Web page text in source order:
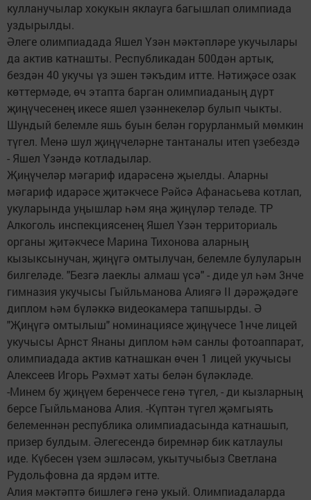
кулланучылар хокукын яклауга багышлап олимпиада
уздырылды.
Әлеге олимпиадада Яшел Үзән мәктәпләре укучылары
да актив катнашты. Республикадан 500дән артык,
бездән 40 укучы үз эшен тәкъдим итте. Нәтиҗәсе озак
көттермәде, өч этапта барган олимпиаданың дүрт
җиңүчесенең икесе яшел үзәннекеләр булып чыкты.
Шундый белемле яшь буын белән горурланмый мөмкин
түгел. Менә шул җиңүчеләрне тантаналы итеп үзебездә
- Яшел Үзәндә котладылар.
Җиңүчеләр мәгариф идарәсенә җыелды. Аларны
мәгариф идарәсе җитәкчесе Рәйсә Афанасьева котлап,
укуларында уңышлар һәм яңа җиңүләр теләде. ТР
Алкоголь инспекциясенең Яшел Үзән территориаль
органы җитәкчесе Марина Тихонова аларның
кызыксынучан, җиңүгә омтылучан, белемле булуларын
билгеләде. "Безгә лаеклы алмаш үсә" - диде ул һәм 3нче
гимназия укучысы Гыйльманова Алиягә II дәрәҗәдәге
диплом һәм бүләккә видеокамера тапшырды. Ә
"Җиңүгә омтылыш" номинациясе җиңүчесе 1нче лицей
укучысы Арнст Янаны диплом һәм санлы фотоаппарат,
олимпиадада актив катнашкан өчен 1 лицей укучысы
Алексеев Игорь Рәхмәт хаты белән бүләкләде.
-Минем бу җиңүем беренчесе генә түгел, - ди кызларның
берсе Гыйльманова Алия. -Күптән түгел җәмгыять
белеменнән республика олимпиадасында катнашып,
призер булдым. Әлегесендә биремнәр бик катлаулы
иде. Күбесен үзем эшләсәм, укытучыбыз Светлана
Рудольфовна да ярдәм итте.
Алия мәктәптә бишлегә генә укый. Олимпиадаларда